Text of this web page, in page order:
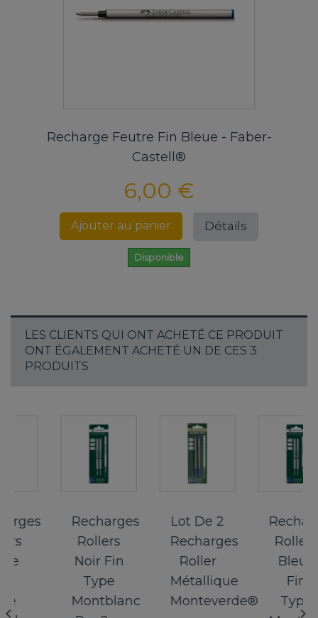
Recharge Feutre Fin Bleue - Faber-
Castell®
6,00 €
Ajouter au panier Détails
Disponible
LES CLIENTS QUI ONT ACHETÉ CE PRODUIT
ONT ÉGALEMENT ACHETÉ UN DE CES 3
PRODUITS
Recharges
Rollers
Noir Fin
Type
Montblanc
Lot De 2
Recharges
Roller
Métallique
Monteverde®,BLEU...
Rollers
Bleue
Fin
Type
 